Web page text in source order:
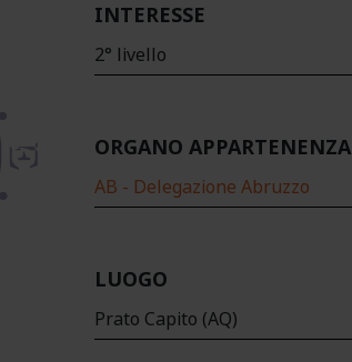
INTERESSE
2° livello
ORGANO APPARTENENZA
AB - Delegazione Abruzzo
LUOGO
Prato Capito (AQ)